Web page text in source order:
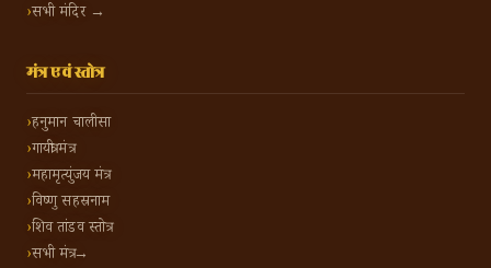
सभी मंदिर →
मंत्र एवं स्तोत्र
हनुमान चालीसा
गायत्री मंत्र
महामृत्युंजय मंत्र
विष्णु सहस्रनाम
शिव तांडव स्तोत्र
सभी मंत्र →